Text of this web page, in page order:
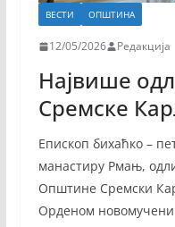
ВЕСТИ ОПШТИНА
12/05/2026 Редакција
Највише
Сремске
Епископ бихаћко –
манастиру Рмањ,
Општине Сремски
Орденом